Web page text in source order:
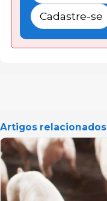
Cadastre-se
Artigos relacionados